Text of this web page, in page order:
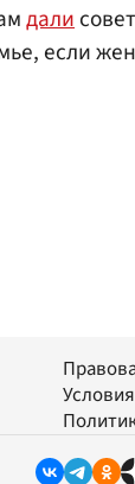
дали
если